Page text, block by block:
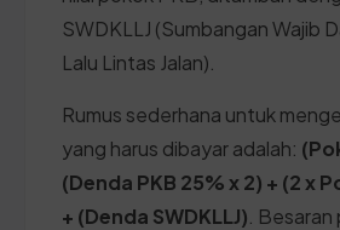
SWDKLLJ (Sumbangan Wajib
Lalu Lintas Jalan).
Rumus sederhana untuk
yang harus dibayar adalah:
(Denda PKB 25% x 2) + (2 x
+ (Denda SWDKLLJ) .